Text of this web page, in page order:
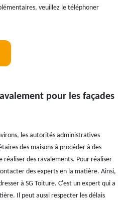
veuillez le téléphoner
pour les façades
les autorités administratives
des maisons à procéder à des
des ravalements. Pour réaliser
des experts en la matière. Ainsi,
à SG Toiture. C'est un expert qui a
Il peut aussi respecter les délais